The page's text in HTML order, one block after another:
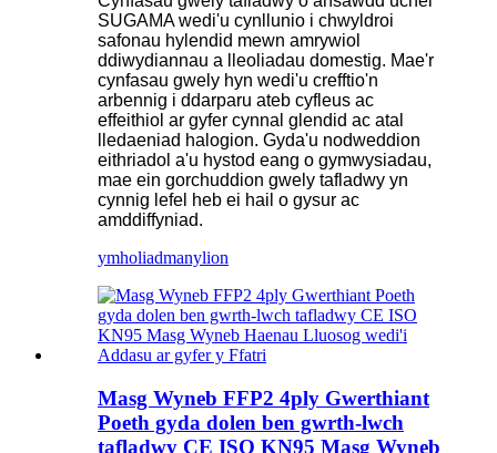
SUGAMA wedi'u cynllunio i chwyldroi
safonau hylendid mewn amrywiol
ddiwydiannau a lleoliadau domestig. Mae'r
cynfasau gwely hyn wedi'u crefftio'n
arbennig i ddarparu ateb cyfleus ac
effeithiol ar gyfer cynnal glendid ac atal
lledaeniad halogion. Gyda'u nodweddion
eithriadol a'u hystod eang o gymwysiadau,
mae ein gorchuddion gwely tafladwy yn
cynnig lefel heb ei hail o gysur ac
amddiffyniad.
ymholiadmanylion
Masg Wyneb FFP2 4ply Gwerthiant
Poeth gyda dolen ben gwrth-lwch
tafladwy CE ISO KN95 Masg Wyneb